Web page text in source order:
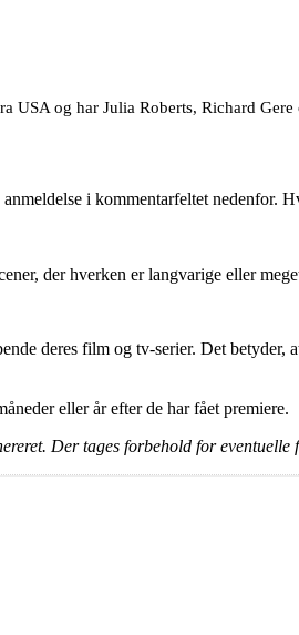
og har Julia Roberts, Richard
i kommentarfeltet nedenfor.
der hverken er langvarige eller
deres film og tv-serier. Det
eller år efter de har fået premiere.
Der tages forbehold for eventuelle